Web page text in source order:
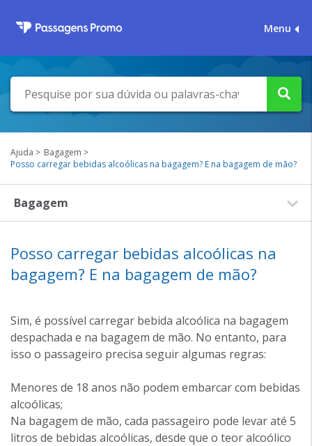
Menu
Ajuda
Bagagem
Posso carregar bebidas alcoólicas na bagagem? E na bagagem de mão?
Bagagem
Posso carregar bebidas alcoólicas na
bagagem? E na bagagem de mão?
Sim, é possível carregar bebida alcoólica na bagagem
despachada e na bagagem de mão. No entanto, para
isso o passageiro precisa seguir algumas regras:
Menores de 18 anos não podem embarcar com bebidas
alcoólicas;
Na bagagem de mão, cada passageiro pode levar até 5
litros de bebidas alcoólicas, desde que o teor alcoólico